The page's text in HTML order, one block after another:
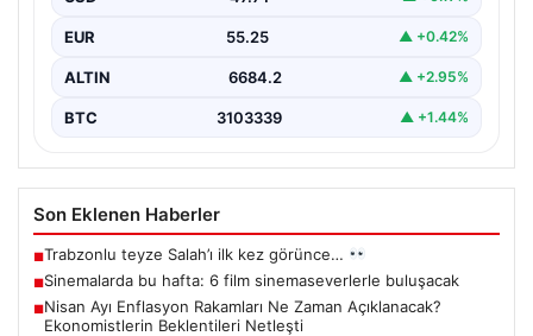
EUR 55.25 ▲ +0.42%
ALTIN 6684.2 ▲ +2.95%
BTC 3103339 ▲ +1.44%
Son Eklenen Haberler
■Trabzonlu teyze Salah’ı ilk kez görünce…
■Sinemalarda bu hafta: 6 film sinemaseverlerle buluşacak
■Nisan Ayı Enflasyon Rakamları Ne Zaman Açıklanacak?
Ekonomistlerin Beklentileri Netleşti